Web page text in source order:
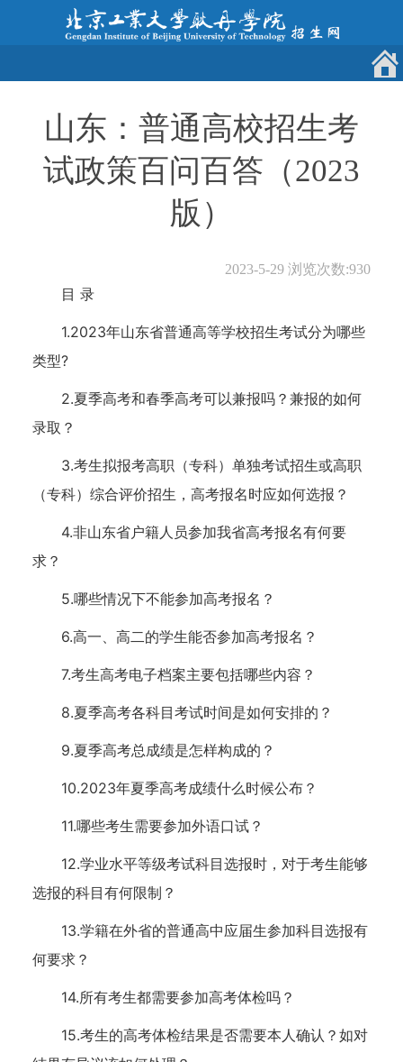
山东：普通高校招生考
试政策百问百答（2023
版）
2023-5-29浏览次数:930
目 录
1.2023年山东省普通高等学校招生考试分为哪些
类型?
2.夏季高考和春季高考可以兼报吗？兼报的如何
录取？
3.考生拟报考高职（专科）单独考试招生或高职
（专科）综合评价招生，高考报名时应如何选报？
4.非山东省户籍人员参加我省高考报名有何要
求？
5.哪些情况下不能参加高考报名？
6.高一、高二的学生能否参加高考报名？
7.考生高考电子档案主要包括哪些内容？
8.夏季高考各科目考试时间是如何安排的？
9.夏季高考总成绩是怎样构成的？
10.2023年夏季高考成绩什么时候公布？
11.哪些考生需要参加外语口试？
12.学业水平等级考试科目选报时，对于考生能够
选报的科目有何限制？
13.学籍在外省的普通高中应届生参加科目选报有
何要求？
14.所有考生都需要参加高考体检吗？
15.考生的高考体检结果是否需要本人确认？如对